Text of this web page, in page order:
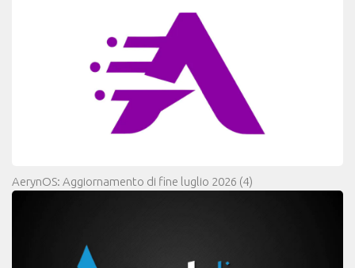
AerynOS: Aggiornamento di fine luglio 2026 (4)